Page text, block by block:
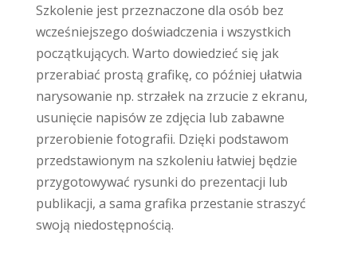
Szkolenie jest przeznaczone dla osób bez
wcześniejszego doświadczenia i wszystkich
początkujących. Warto dowiedzieć się jak
przerabiać prostą grafikę, co później ułatwia
narysowanie np. strzałek na zrzucie z ekranu,
usunięcie napisów ze zdjęcia lub zabawne
przerobienie fotografii. Dzięki podstawom
przedstawionym na szkoleniu łatwiej będzie
przygotowywać rysunki do prezentacji lub
publikacji, a sama grafika przestanie straszyć
swoją niedostępnością.